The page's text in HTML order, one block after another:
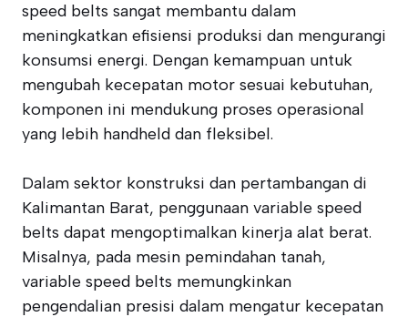
speed belts sangat membantu dalam
meningkatkan efisiensi produksi dan mengurangi
konsumsi energi. Dengan kemampuan untuk
mengubah kecepatan motor sesuai kebutuhan,
komponen ini mendukung proses operasional
yang lebih handheld dan fleksibel.
Dalam sektor konstruksi dan pertambangan di
Kalimantan Barat, penggunaan variable speed
belts dapat mengoptimalkan kinerja alat berat.
Misalnya, pada mesin pemindahan tanah,
variable speed belts memungkinkan
pengendalian presisi dalam mengatur kecepatan